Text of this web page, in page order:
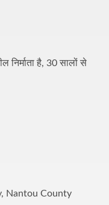
है, 30 सालों से
Nantou County